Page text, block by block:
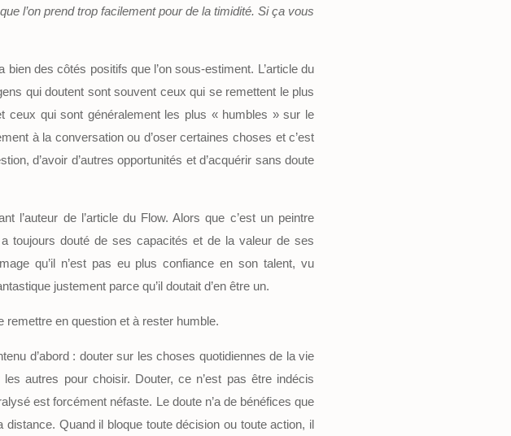
l’on prend trop facilement pour de la timidité. Si ça vous
des côtés positifs que l’on sous-estiment. L’article du
qui doutent sont souvent ceux qui se remettent le plus
ceux qui sont généralement les plus « humbles » sur le
à la conversation ou d’oser certaines choses et c’est
d’avoir d’autres opportunités et d’acquérir sans doute
l’auteur de l’article du Flow. Alors que c’est un peintre
toujours douté de ses capacités et de la valeur de ses
qu’il n’est pas eu plus confiance en son talent, vu
justement parce qu’il doutait d’en être un.
remettre en question et à rester humble.
d’abord : douter sur les choses quotidiennes de la vie
autres pour choisir. Douter, ce n’est pas être indécis
est forcément néfaste. Le doute n’a de bénéfices que
Quand il bloque toute décision ou toute action, il